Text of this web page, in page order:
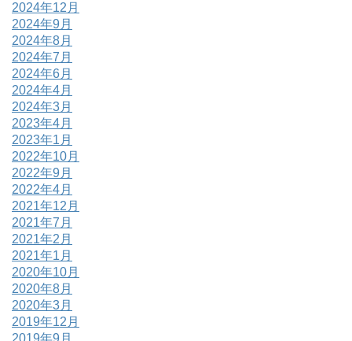
2024年12月
2024年9月
2024年8月
2024年7月
2024年6月
2024年4月
2024年3月
2023年4月
2023年1月
2022年10月
2022年9月
2022年4月
2021年12月
2021年7月
2021年2月
2021年1月
2020年10月
2020年8月
2020年3月
2019年12月